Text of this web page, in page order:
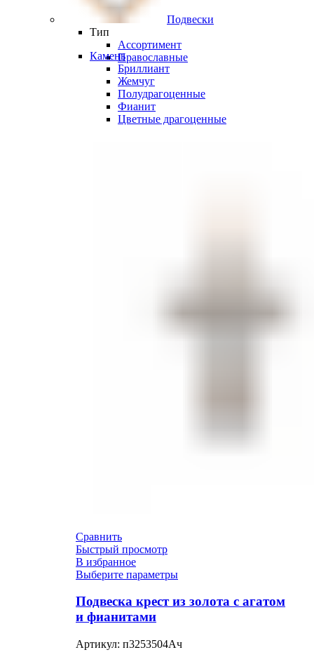
Подвески
Тип
Ассортимент
Православные
Камень
Бриллиант
Жемчуг
Полудрагоценные
Фианит
Цветные драгоценные
Сравнить
Быстрый просмотр
В избранное
Выберите параметры
Подвеска крест из золота с агатом
и фианитами
Артикул: п3253504Ач